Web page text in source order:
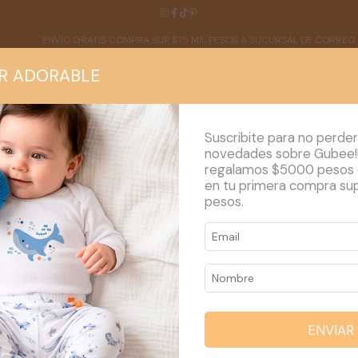
GRATIS COMPRA SUP $75 MIL PESOS A SUCURSAL DE CORREO
NOSOTROS MAYORISTA
XS
XS
ADORABLE
Suscribite para no
novedades sobre
regalamos $5000
en tu primera compra
pesos.
ENVIAR